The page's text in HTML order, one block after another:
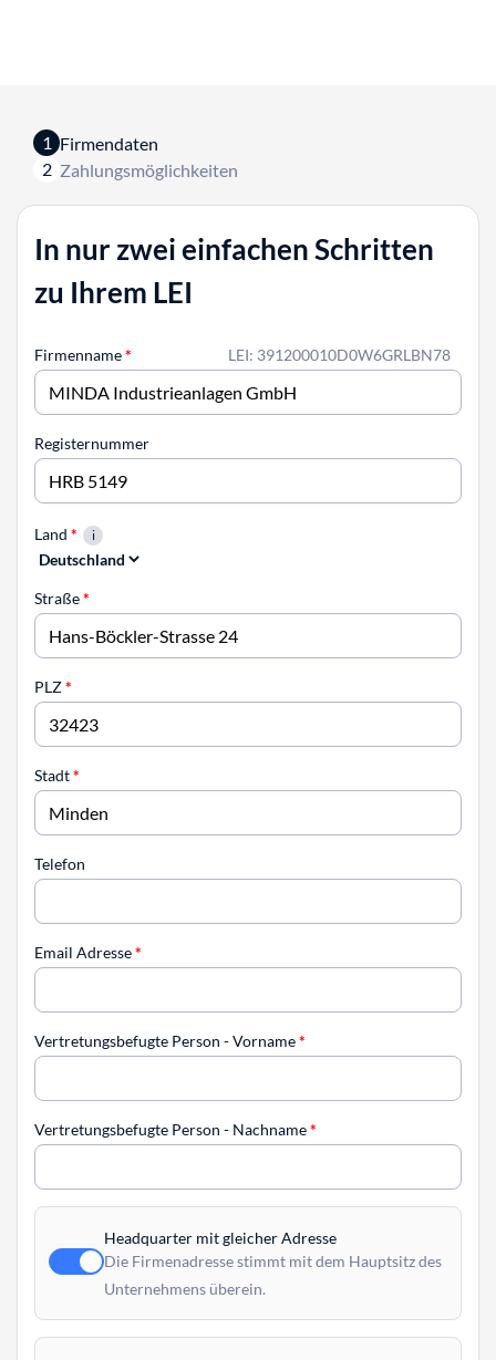
1 Firmendaten
2 Zahlungsmöglichkeiten
In nur zwei einfachen Schritten
zu Ihrem LEI
LEI: 391200010D0W6GRLBN78
Firmenname*
Registernummer
Land *
Straße*
PLZ*
Stadt*
Telefon
Email Adresse*
Vertretungsbefugte Person - Vorname*
Vertretungsbefugte Person - Nachname*
Headquarter mit gleicher Adresse
Die Firmenadresse stimmt mit dem Hauptsitz des
Unternehmens überein.